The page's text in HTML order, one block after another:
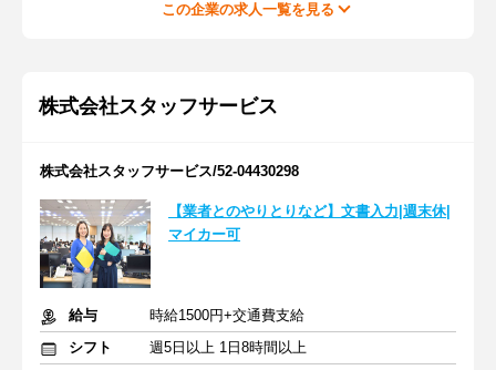
この企業の求人一覧を見る
株式会社スタッフサービス
株式会社スタッフサービス/52-04430298
【業者とのやりとりなど】文書入力|週末休|
マイカー可
給与
時給1500円+交通費支給
シフト
週5日以上 1日8時間以上